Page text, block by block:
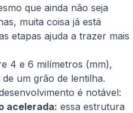
que ainda não seja
muita coisa já está
etapas ajuda a trazer mais
4 e 6 milímetros (mm),
um grão de lentilha.
é notável:
acelerada: essa estrutura